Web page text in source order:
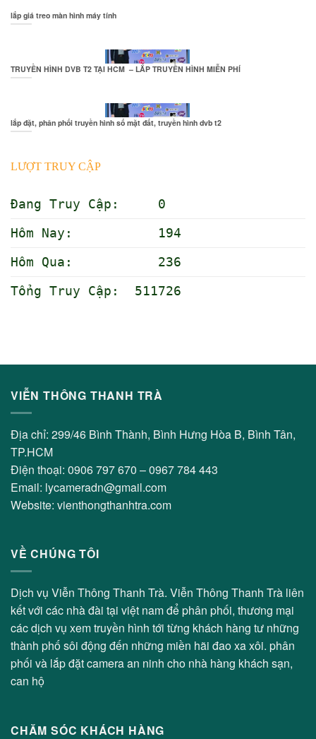
lắp giá treo màn hình máy tính
TRUYỀN HÌNH DVB T2 TẠI HCM – LẮP TRUYỀN HÌNH MIỄN PHÍ
lắp đặt, phân phối truyền hình số mặt đất, truyền hình dvb t2
LƯỢT TRUY CẬP
Đang Truy Cập: 0
Hôm Nay: 194
Hôm Qua: 236
Tổng Truy Cập: 511726
VIỄN THÔNG THANH TRÀ
Địa chỉ: 299/46 Bình Thành, Bình Hưng Hòa B, Bình Tân,
TP.HCM
Điện thoại: 0906 797 670 – 0967 784 443
Email: lycameradn@gmail.com
Website: vienthongthanhtra.com
VỀ CHÚNG TÔI
Dịch vụ Viễn Thông Thanh Trà. Viễn Thông Thanh Trà liên
kết với các nhà đài tại việt nam để phân phối, thương mại
các dịch vụ xem truyền hình tới từng khách hàng tư những
thành phố sôi động đến những miền hãi đao xa xôi. phân
phối và lắp đặt camera an ninh cho nhà hàng khách sạn,
can hộ
CHĂM SÓC KHÁCH HÀNG